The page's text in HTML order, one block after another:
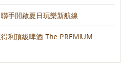
手開啟夏日玩樂新航線
利頂級啤酒 The PREMIUM